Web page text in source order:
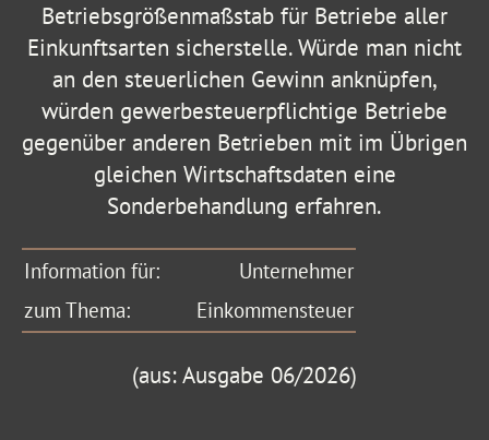
Betriebsgrößenmaßstab für Betriebe aller
Einkunftsarten sicherstelle. Würde man nicht
an den steuerlichen Gewinn anknüpfen,
würden gewerbesteuerpflichtige Betriebe
gegenüber anderen Betrieben mit im Übrigen
gleichen Wirtschaftsdaten eine
Sonderbehandlung erfahren.
Information für:
Unternehmer
zum Thema:
Einkommensteuer
(aus: Ausgabe 06/2026)